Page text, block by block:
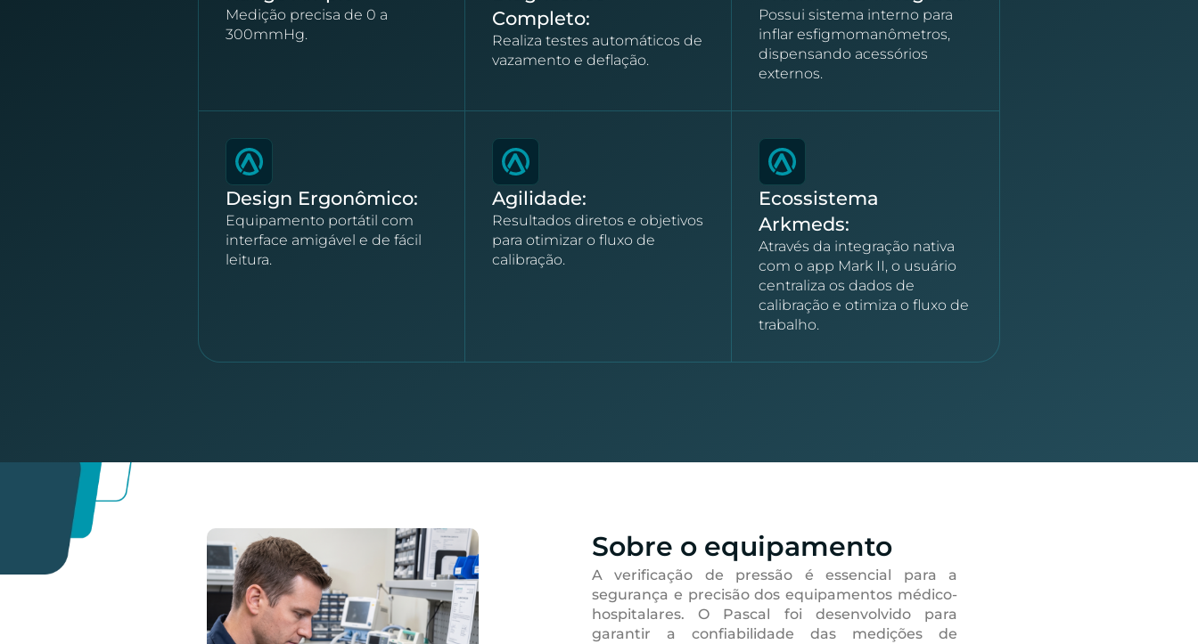
Medição precisa de 0 a
300mmHg.
Completo:
Realiza testes automáticos de
vazamento e deflação.
Possui sistema interno para
inflar esfigmomanômetros,
dispensando acessórios
externos.
Design Ergonômico:
Equipamento portátil com
interface amigável e de fácil
leitura.
Agilidade:
Resultados diretos e objetivos
para otimizar o fluxo de
calibração.
Ecossistema
Arkmeds:
Através da integração nativa
com o app Mark II, o usuário
centraliza os dados de
calibração e otimiza o fluxo de
trabalho.
Sobre o equipamento
A verificação de pressão é essencial para a
segurança e precisão dos equipamentos médico-
hospitalares. O Pascal foi desenvolvido para
garantir a confiabilidade das medições de